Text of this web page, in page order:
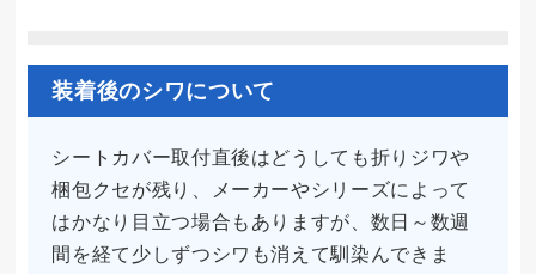
装着後のシワについて
シートカバー取付直後はどうしても折りジワや
梱包クセが残り、メーカーやシリーズによって
はかなり目立つ場合もありますが、数日～数週
間を経て少しずつシワも消えて馴染んできま